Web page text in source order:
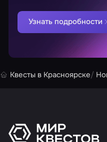
Узнать подробности
Квесты в Красноярске